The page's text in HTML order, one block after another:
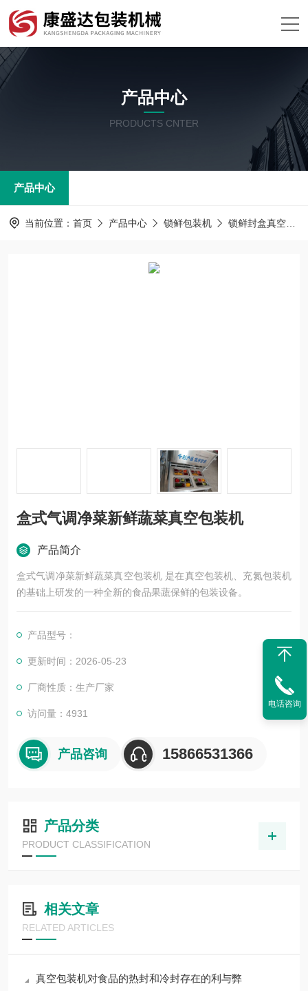
产品中心
PRODUCTS CNTER
产品中心
当前位置： 首页 产品中心 锁鲜包装机 锁鲜封盒真空包装机
盒式气调净菜新鲜蔬菜真空包装机
产品简介
盒式气调净菜新鲜蔬菜真空包装机 是在真空包装机、充氮包装机
的基础上研发的一种全新的食品果蔬保鲜的包装设备。
产品型号：
更新时间：2026-05-23
厂商性质：生产厂家
访问量：4931
产品咨询 15866531366
产品分类
PRODUCT CLASSIFICATION
相关文章
RELATED ARTICLES
真空包装机对食品的热封和冷封存在的利与弊
电话咨询